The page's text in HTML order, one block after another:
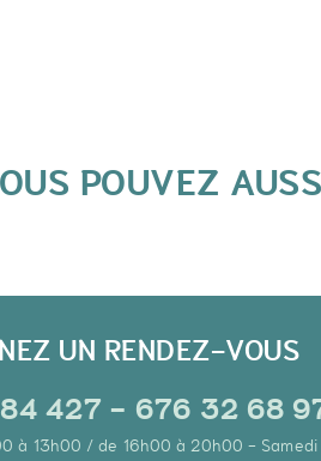
POUVEZ
UN RENDEZ-VOUS
427 - 676 32 68
à 13h00 / de 16h00 à 20h00 -